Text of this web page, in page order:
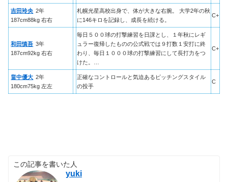
吉田玲央 2年
187cm88kg 右右
札幌光星高校出身で、体が大きな右腕。 大学2年の秋
に146キロを記録し、成長を続ける。
C+
和田慎吾 3年
187cm92kg 右右
毎日５００球の打撃練習を日課とし、１年秋にレギ
ュラー復帰したものの公式戦では９打数１安打に終
わり、毎日１０００球の打撃練習にして長打力をつ
けた。…
C+
畠中優大 2年
180cm75kg 左左
正確なコントロールと気迫あるピッチングスタイル
の投手
C
この記事を書いた人
yuki